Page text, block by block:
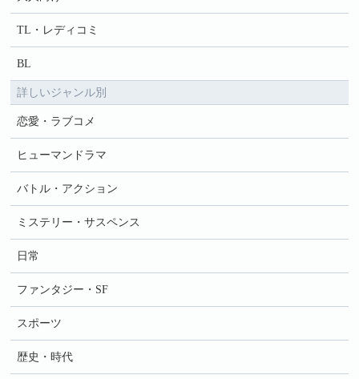
TL・レディコミ
BL
詳しいジャンル別
恋愛・ラブコメ
ヒューマンドラマ
バトル・アクション
ミステリー・サスペンス
日常
ファンタジー・SF
スポーツ
歴史・時代